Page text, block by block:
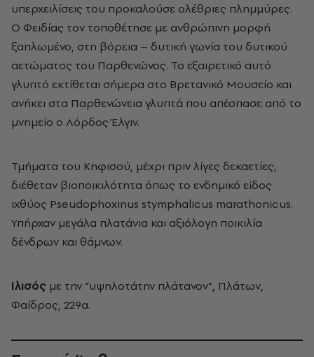
υπερχειλίσεις του προκαλούσε ολέθριες πλημμύρες.
Ο Φειδίας τον τοποθέτησε με ανθρώπινη μορφή
ξαπλωμένο, στη βόρεια – δυτική γωνία του δυτικού
αετώματος του Παρθενώνος. Το εξαιρετικό αυτό
γλυπτό εκτίθεται σήμερα στο Βρετανικό Μουσείο και
ανήκει στα Παρθενώνεια γλυπτά που απέσπασε από το
μνημείο ο Λόρδος Έλγιν.
Τμήματα του Κηφισού, μέχρι πριν λίγες δεκαετίες,
διέθεταν βιοποικιλότητα όπως το ενδημικό είδος
ιχθύος Pseudophoxinus stymphalicus marathonicus.
Υπήρχαν μεγάλα πλατάνια και αξιόλογη ποικιλία
δένδρων και θάμνων.
Ιλισός με την “υψηλοτάτην πλάτανον”, Πλάτων,
Φαίδρος, 229a.